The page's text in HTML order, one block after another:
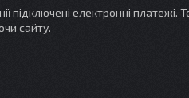
підключені електронні
сайту.